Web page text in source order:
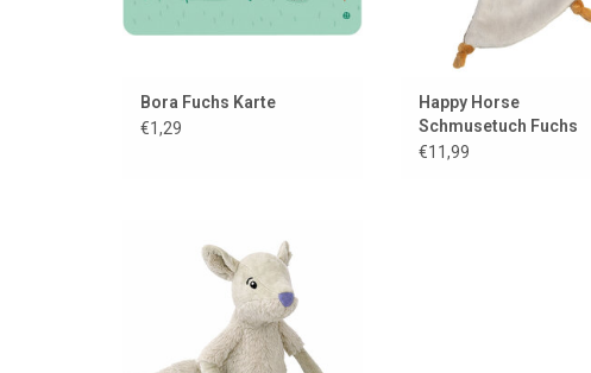
Bora Fuchs Karte
€1,29
Happy Horse
Schmusetuch Fuchs
Forrester
€11,99
heißt Willow.
ZUM WARENKORB HINZUFÜGEN